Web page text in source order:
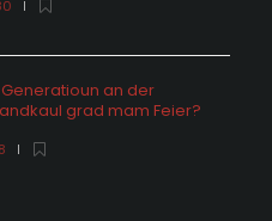
an der
grad mam Feier?